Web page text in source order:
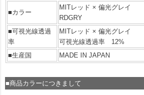
■カラー
MITレッド × 偏光グレイ
RDGRY
■可視光線透過
率
MITレッド × 偏光グレイ
可視光線透過率 12%
■生産国
MADE IN JAPAN
■商品カラーにつきまして